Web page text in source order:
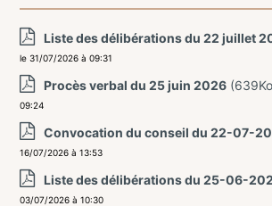
Liste des délibérations du 22 juillet
le 31/07/2026 à 09:31
Procès verbal du 25 juin 2026
09:24
Convocation du conseil du 22-07-
16/07/2026 à 13:53
Liste des délibérations du 25-06-
03/07/2026 à 10:30